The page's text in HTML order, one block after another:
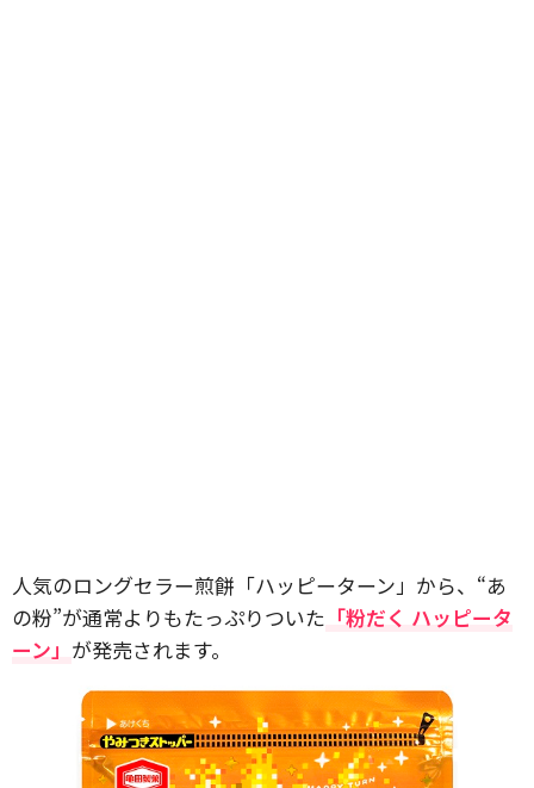
人気のロングセラー煎餅「ハッピーターン」から、“あ
の粉”が通常よりもたっぷりついた 「粉だく ハッピータ
ーン」 が発売されます。